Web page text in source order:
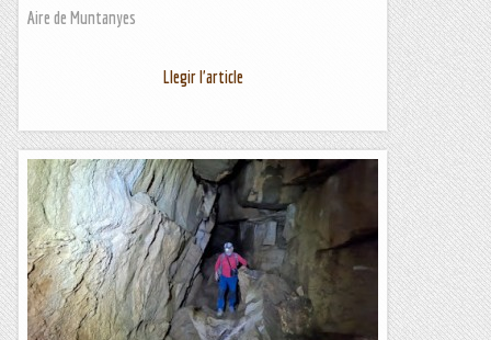
Aire de Muntanyes
Llegir l'article